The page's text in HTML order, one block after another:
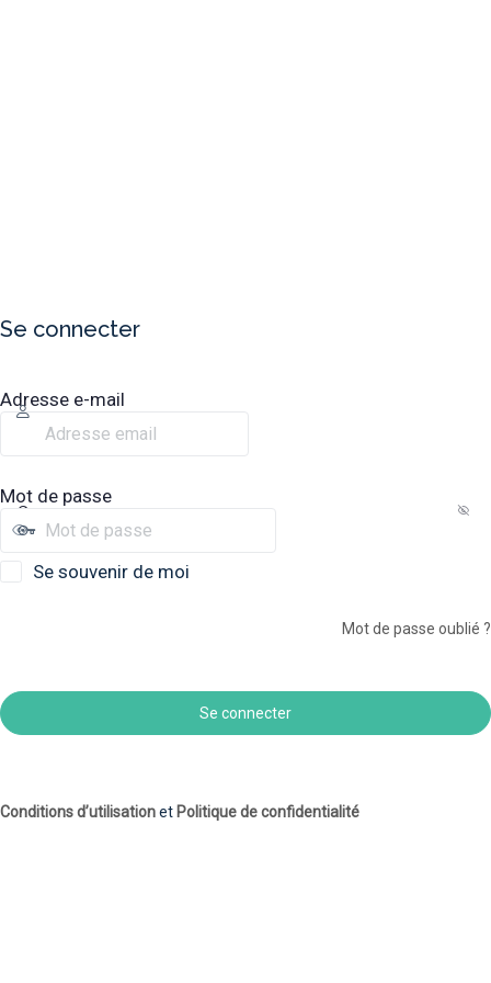
Se connecter
Adresse e-mail
Mot de passe
Se souvenir de moi
Mot de passe oublié ?
Conditions d’utilisationet Politique de confidentialité